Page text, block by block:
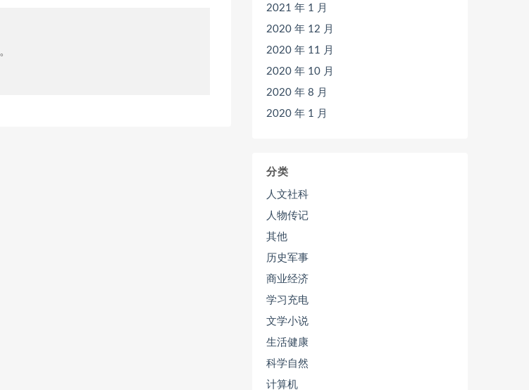
。
2021 年 1 月
2020 年 12 月
2020 年 11 月
2020 年 10 月
2020 年 8 月
2020 年 1 月
分类
人文社科
人物传记
其他
历史军事
商业经济
学习充电
文学小说
生活健康
科学自然
计算机